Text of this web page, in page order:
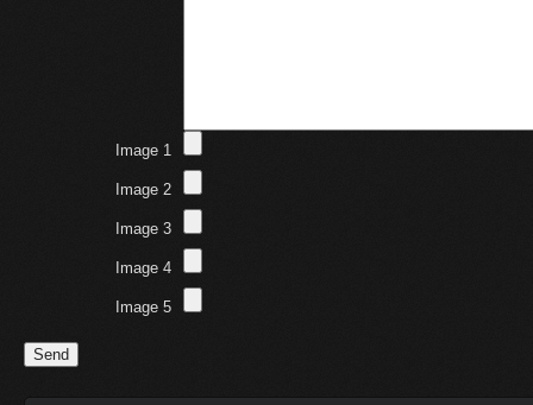
Image 1
Image 2
Image 3
Image 4
Image 5